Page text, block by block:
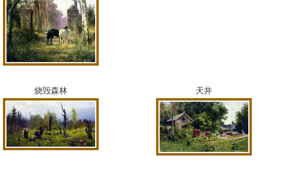
烧毁森林 天井